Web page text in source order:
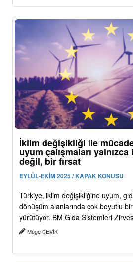
İklim değişikliği ile
uyum çalışmaları
değil, bir fırsat
EYLÜL-EKİM 2025 / KAPAK KONUSU
Türkiye, iklim değişikliğine uyum,
dönüşüm alanlarında çok boyutlu
yürütüyor. BM Gıda Sistemleri
Müge ÇEVİK